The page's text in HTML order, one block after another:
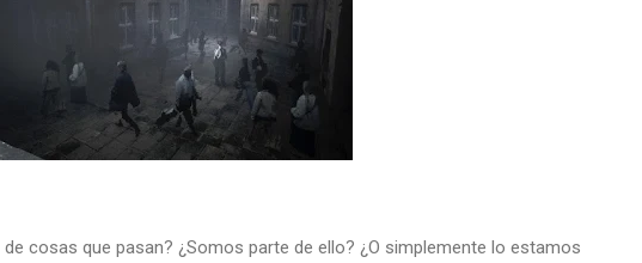
cosas que pasan? ¿Somos parte de ello? ¿O simplemente lo estamos